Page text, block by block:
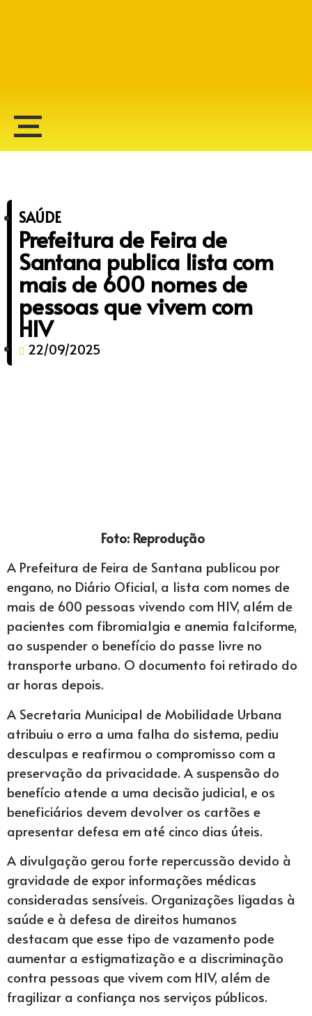
SAÚDE
Prefeitura de Feira de
Santana publica lista com
mais de 600 nomes de
pessoas que vivem com
HIV
22/09/2025
Foto: Reprodução
A Prefeitura de Feira de Santana publicou por
engano, no Diário Oficial, a lista com nomes de
mais de 600 pessoas vivendo com HIV, além de
pacientes com fibromialgia e anemia falciforme,
ao suspender o benefício do passe livre no
transporte urbano. O documento foi retirado do
ar horas depois.
A Secretaria Municipal de Mobilidade Urbana
atribuiu o erro a uma falha do sistema, pediu
desculpas e reafirmou o compromisso com a
preservação da privacidade. A suspensão do
benefício atende a uma decisão judicial, e os
beneficiários devem devolver os cartões e
apresentar defesa em até cinco dias úteis.
A divulgação gerou forte repercussão devido à
gravidade de expor informações médicas
consideradas sensíveis. Organizações ligadas à
saúde e à defesa de direitos humanos
destacam que esse tipo de vazamento pode
aumentar a estigmatização e a discriminação
contra pessoas que vivem com HIV, além de
fragilizar a confiança nos serviços públicos.